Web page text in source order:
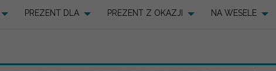
PREZENT DLA PREZENT Z OKAZJI NA WESELE